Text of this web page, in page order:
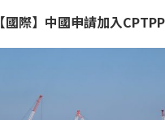
【國際】中國申請加入